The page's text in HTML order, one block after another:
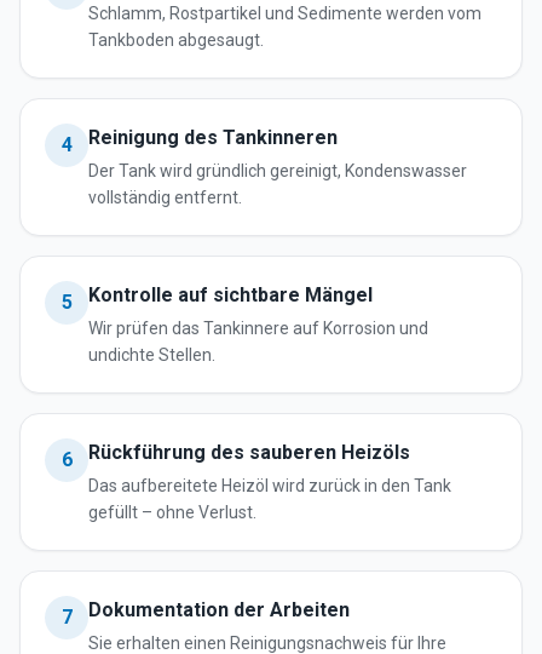
Schlamm, Rostpartikel und Sedimente werden vom
Tankboden abgesaugt.
4 Reinigung des Tankinneren
Der Tank wird gründlich gereinigt, Kondenswasser
vollständig entfernt.
5 Kontrolle auf sichtbare Mängel
Wir prüfen das Tankinnere auf Korrosion und
undichte Stellen.
6 Rückführung des sauberen Heizöls
Das aufbereitete Heizöl wird zurück in den Tank
gefüllt – ohne Verlust.
7 Dokumentation der Arbeiten
Sie erhalten einen Reinigungsnachweis für Ihre